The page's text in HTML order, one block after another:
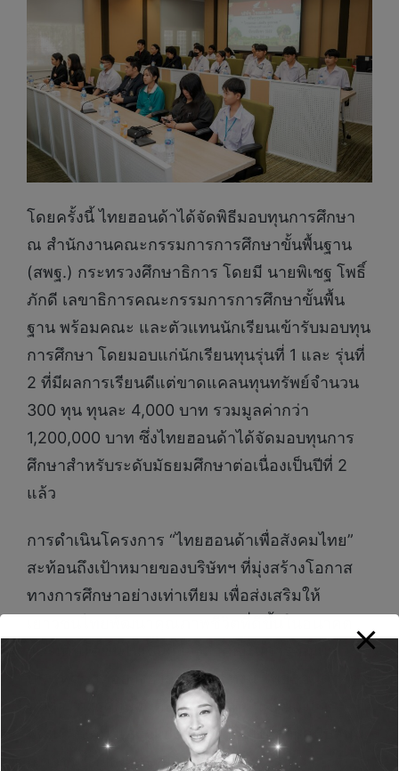
โดยครั้งนี้ ไทยฮอนด้าได้จัดพิธีมอบทุนการศึกษา
ณ สำนักงานคณะกรรมการการศึกษาขั้นพื้นฐาน
(สพฐ.) กระทรวงศึกษาธิการ โดยมี นายพิเชฐ โพธิ์
ภักดี เลขาธิการคณะกรรมการการศึกษาขั้นพื้น
ฐาน พร้อมคณะ และตัวแทนนักเรียนเข้ารับมอบทุน
การศึกษา โดยมอบแก่นักเรียนทุนรุ่นที่ 1 และ รุ่นที่
2 ที่มีผลการเรียนดีแต่ขาดแคลนทุนทรัพย์จำนวน
300 ทุน ทุนละ 4,000 บาท รวมมูลค่ากว่า
1,200,000 บาท ซึ่งไทยฮอนด้าได้จัดมอบทุนการ
ศึกษาสำหรับระดับมัธยมศึกษาต่อเนื่องเป็นปีที่ 2
แล้ว
การดำเนินโครงการ “ไทยฮอนด้าเพื่อสังคมไทย”
สะท้อนถึงเป้าหมายของบริษัทฯ ที่มุ่งสร้างโอกาส
ทางการศึกษาอย่างเท่าเทียม เพื่อส่งเสริมให้
ประเทศชาติอย่างยั่งยืนต่อไป ทั้งนี้ ไทยฮอนด้า เชื่อ
มั่นว่า “การศึกษา” คือรากฐานที่มั่นคงของการ
พัฒนาสังคม และจะยังคงเดินหน้าให้การสนับสนุน
เยาวชนไทยอย่างต่อเนื่อง